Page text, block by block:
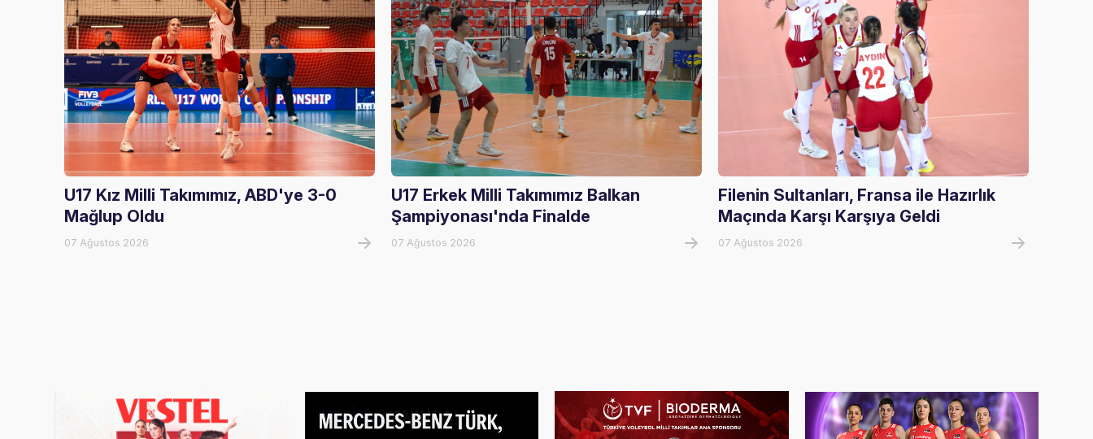
U17 Kız Milli Takımımız, ABD'ye 3-0
Mağlup Oldu
07 Ağustos 2026
U17 Erkek Milli Takımımız Balkan
Şampiyonası'nda Finalde
07 Ağustos 2026
Filenin Sultanları, Fransa ile Hazırlık
Maçında Karşı Karşıya Geldi
07 Ağustos 2026